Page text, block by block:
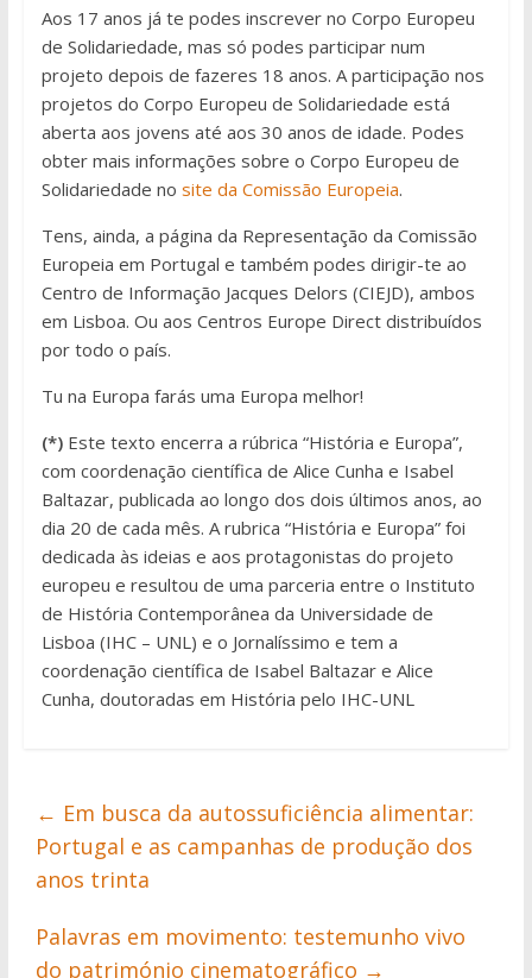
Aos 17 anos já te podes inscrever no Corpo Europeu
de Solidariedade, mas só podes participar num
projeto depois de fazeres 18 anos. A participação nos
projetos do Corpo Europeu de Solidariedade está
aberta aos jovens até aos 30 anos de idade. Podes
obter mais informações sobre o Corpo Europeu de
Solidariedade no site da Comissão Europeia.
Tens, ainda, a página da Representação da Comissão
Europeia em Portugal e também podes dirigir-te ao
Centro de Informação Jacques Delors (CIEJD), ambos
em Lisboa. Ou aos Centros Europe Direct distribuídos
por todo o país.
Tu na Europa farás uma Europa melhor!
(*)Este texto encerra a rúbrica “História e Europa”,
com coordenação científica de Alice Cunha e Isabel
Baltazar, publicada ao longo dos dois últimos anos, ao
dia 20 de cada mês. A rubrica “História e Europa” foi
dedicada às ideias e aos protagonistas do projeto
europeu e resultou de uma parceria entre o Instituto
de História Contemporânea da Universidade de
Lisboa (IHC – UNL) e o Jornalíssimo e tem a
coordenação científica de Isabel Baltazar e Alice
Cunha, doutoradas em História pelo IHC-UNL
← Em busca da autossuficiência alimentar:
Portugal e as campanhas de produção dos
anos trinta
Palavras em movimento: testemunho vivo
do património cinematográfico →